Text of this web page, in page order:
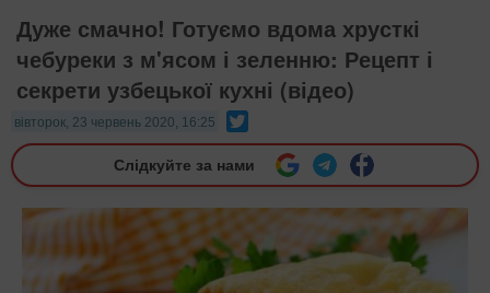
Дуже смачно! Готуємо вдома хрусткі
чебуреки з м'ясом і зеленню: Рецепт і
секрети узбецької кухні (відео)
вівторок, 23 червень 2020, 16:25
Слідкуйте за нами